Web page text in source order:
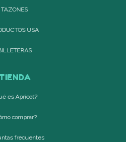
TAZONES
USA
es Apricot?
comprar?
frecuentes